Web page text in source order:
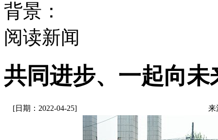
背景：
阅读新闻
共同进步、一起向未
[日期：2022-04-25] 来